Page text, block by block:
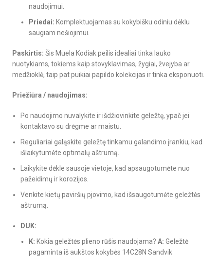
naudojimui.
Priedai: Komplektuojamas su kokybišku odiniu dėklu
saugiam nešiojimui.
Paskirtis: Šis Muela Kodiak peilis idealiai tinka lauko
nuotykiams, tokiems kaip stovyklavimas, žygiai, žvejyba ar
medžioklė, taip pat puikiai papildo kolekcijas ir tinka eksponuoti.
Priežiūra / naudojimas:
Po naudojimo nuvalykite ir išdžiovinkite geležtę, ypač jei
kontaktavo su drėgme ar maistu.
Reguliariai galąskite geležtę tinkamu galandimo įrankiu, kad
išlaikytumėte optimalų aštrumą.
Laikykite dėkle sausoje vietoje, kad apsaugotumėte nuo
pažeidimų ir korozijos.
Venkite kietų paviršių pjovimo, kad išsaugotumėte geležtės
aštrumą.
DUK:
K: Kokia geležtės plieno rūšis naudojama? A: Geležtė
pagaminta iš aukštos kokybės 14C28N Sandvik